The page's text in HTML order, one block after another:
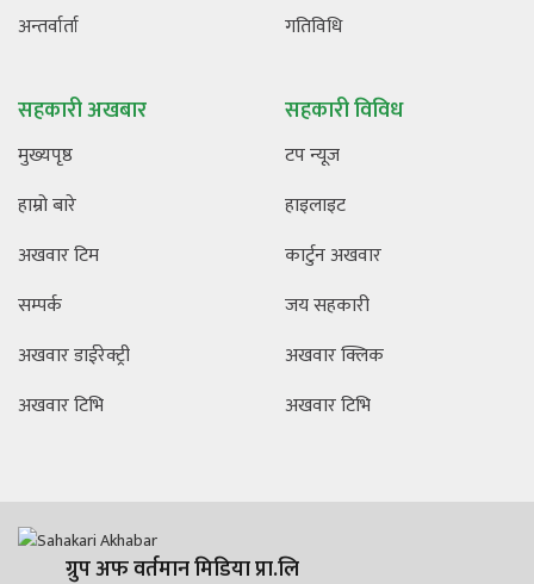
अन्तर्वार्ता
गतिविधि
सहकारी अखबार
मुख्यपृष्ठ
हाम्रो बारे
अखवार टिम
सम्पर्क
अखवार डाईरेक्ट्री
अखवार टिभि
सहकारी विविध
टप न्यूज
हाइलाइट
कार्टुन अखवार
जय सहकारी
अखवार क्लिक
अखवार टिभि
ग्रुप अफ वर्तमान मिडिया प्रा.लि